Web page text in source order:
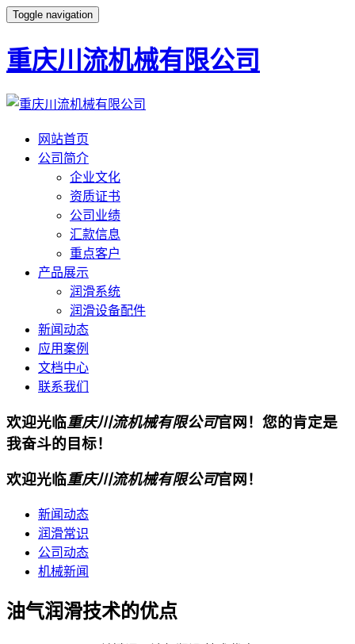
Toggle navigation
重庆川流机械有限公司
网站首页
公司简介
企业文化
资质证书
公司业绩
汇款信息
重点客户
产品展示
润滑系统
润滑设备配件
新闻动态
应用案例
文档中心
联系我们
欢迎光临重庆川流机械有限公司官网！您的肯定是
我奋斗的目标！
欢迎光临重庆川流机械有限公司官网！
新闻动态
润滑常识
公司动态
机械新闻
油气润滑技术的优点